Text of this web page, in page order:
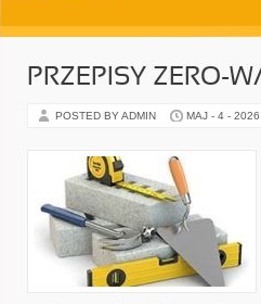
PRZEPISY ZERO-
POSTED BY ADMIN MAJ - 4 - 2026